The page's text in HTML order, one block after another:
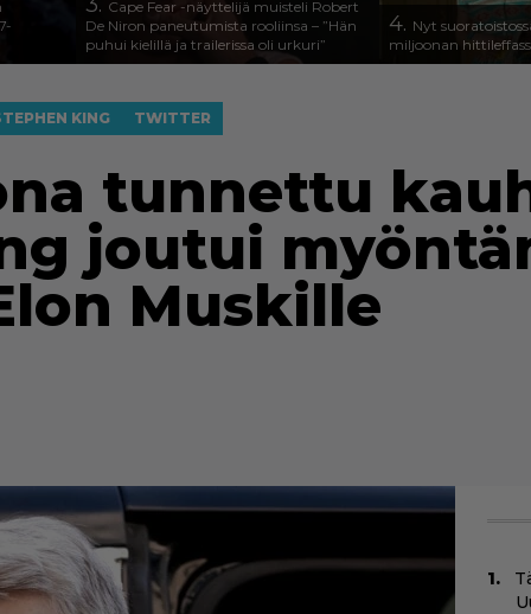
Cape Fear -näyttelijä muisteli Robert
De Niron paneutumista rooliinsa – ”Hän
puhui kielillä ja trailerissa oli urkuri”
4. Nyt
miljoonan
KING TWITTER
tunnettu
joutui
Muskille